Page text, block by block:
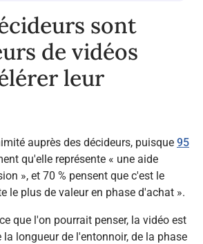
sont
de vidéos
leur
auprès des décideurs, puisque 95
qu'elle représente « une aide
», et 70 % pensent que c'est le
le plus de valeur en phase d'achat ».
que l'on pourrait penser, la vidéo est
longueur de l'entonnoir, de la phase